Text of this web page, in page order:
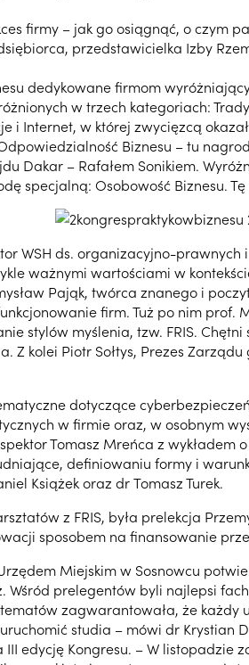
firmy – jak go osiągnąć, o czym
przedstawicielka Izby
dedykowane firmom
w trzech kategoriach:
i Internet, w której zwycięzcą
Biznesu – tu
Dakar – Rafałem Sonikiem.
specjalną: Osobowość Biznesu.
WSH ds. organizacyjno-
ważnymi wartościami w
Pająk, twórca znanego i
firm. Tuż po nim prof.
stylów myślenia, tzw. FRIS.
kolei Piotr Sołtys, Prezes
dotyczące
w firmie oraz, w osobnym
Tomasz Mreńca z
definiowaniu formy i
Książek oraz dr Tomasz Turek.
z FRIS, była prelekcja
sposobem na finansowanie
Miejskim w Sosnowcu
prelegentów byli najlepsi
tematów zagwarantowała, że
studia – mówi dr Krystian
edycję Kongresu. – W